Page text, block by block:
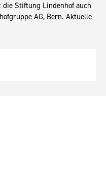
Stiftung Lindenhof auch
AG, Bern. Aktuelle